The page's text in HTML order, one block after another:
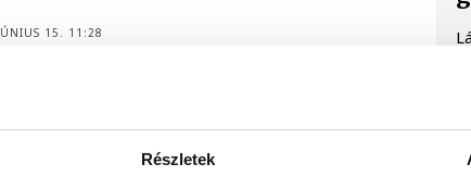
Részletek
15. 11:28
Egyetem kutatási
születik meg a